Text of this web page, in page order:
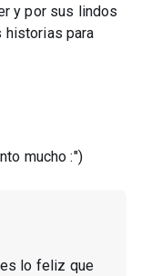
y por sus lindos
historias para
mucho :")
lo feliz que